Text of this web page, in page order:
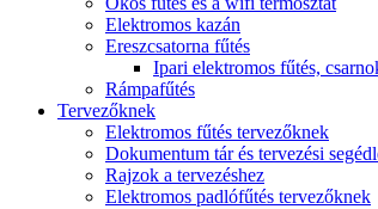
Elektromos kazán
Ereszcsatorna fűtés
Ipari elektromos fűtés,
Rámpafűtés
Tervezőknek
Elektromos fűtés tervezőknek
Dokumentum tár és tervezési
Rajzok a tervezéshez
Elektromos padlófűtés tervezőknek